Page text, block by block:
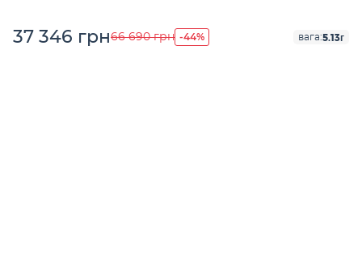
37 346 грн66 690 грн -44% вага:5.13г